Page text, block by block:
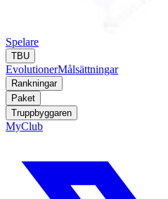
Spelare
TBU
EvolutionerMålsättningar
Rankningar
Paket
Truppbyggaren
MyClub